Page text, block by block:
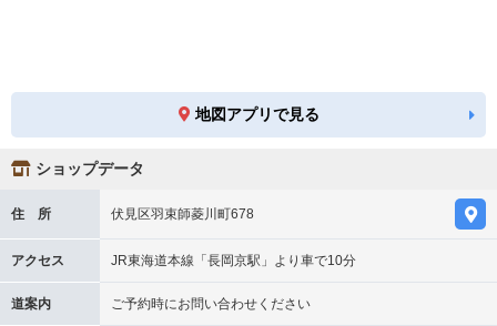
地図アプリで見る
ショップデータ
住 所 伏見区羽束師菱川町678
アクセス JR東海道本線「長岡京駅」より車で10分
道案内 ご予約時にお問い合わせください